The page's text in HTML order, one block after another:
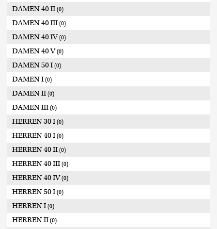
DAMEN 40 II (0)
DAMEN 40 III (0)
DAMEN 40 IV(0)
DAMEN 40 V(0)
DAMEN 50 I (0)
DAMEN I (0)
DAMEN II (0)
DAMEN III (0)
HERREN 30 I (0)
HERREN 40 I (0)
HERREN 40 II (0)
HERREN 40 III (0)
HERREN 40 IV(0)
HERREN 50 I (0)
HERREN I (0)
HERREN II (0)